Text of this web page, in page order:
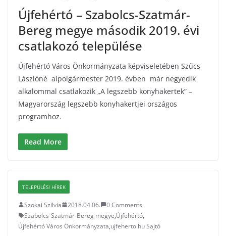
Újfehértó – Szabolcs-Szatmár-
Bereg megye második 2019. évi
csatlakozó települése
Újfehértó Város Önkormányzata képviseletében Szűcs
Lászlóné alpolgármester 2019. évben már negyedik
alkalommal csatlakozik „A legszebb konyhakertek” –
Magyarország legszebb konyhakertjei országos
programhoz.
Read More
TELEPÜLÉSI HÍREK
Szokai Szilvia 2018.04.06.
0 Comments
Szabolcs-Szatmár-Bereg megye,Újfehértó,
Újfehértó Város Önkormányzata,ujfeherto.hu Sajtó